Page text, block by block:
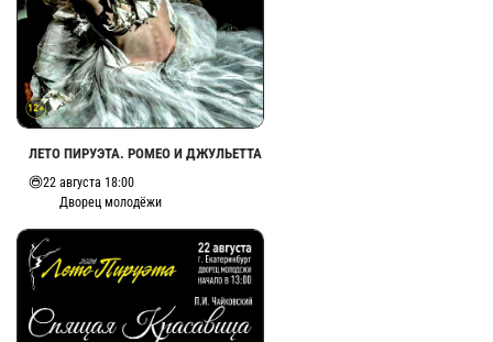
ЛЕТО ПИРУЭТА. РОМЕО И ДЖУЛЬЕТТА
22 августа 18:00
Дворец молодёжи